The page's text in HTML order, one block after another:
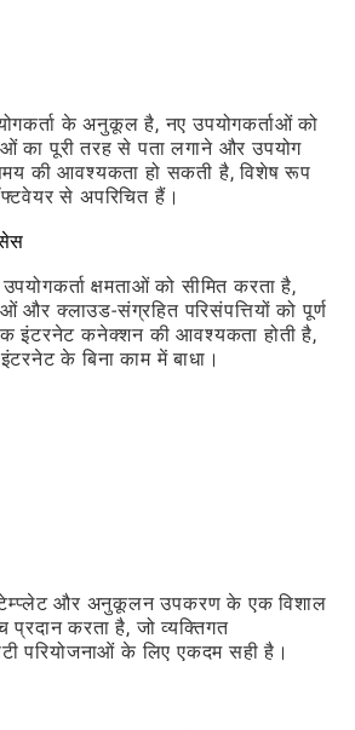
के अनुकूल है, नए उपयोगकर्ताओं को
का पूरी तरह से पता लगाने और उपयोग
की आवश्यकता हो सकती है, विशेष रूप
से अपरिचित हैं।
क्षमताओं को सीमित करता है,
और क्लाउड-संग्रहित परिसंपत्तियों को पूर्ण
एक इंटरनेट कनेक्शन की आवश्यकता होती है,
के बिना काम में बाधा।
और अनुकूलन उपकरण के एक विशाल
करता है, जो व्यक्तिगत
परियोजनाओं के लिए एकदम सही है।